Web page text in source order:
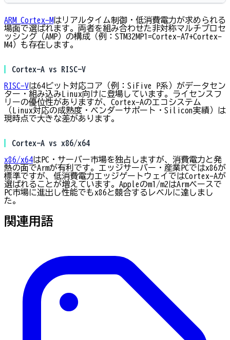
ARM Cortex-Mはリアルタイム制御・低消費電力が求められる
場面で選ばれます。両者を組み合わせた非対称マルチプロセ
ッシング（AMP）の構成（例：STM32MP1=Cortex-A7+Cortex-
M4）も存在します。
Cortex-A vs RISC-V
RISC-Vは64ビット対応コア（例：SiFive P系）がデータセン
ター・組み込みLinux向けに登場しています。ライセンスフ
リーの優位性がありますが、Cortex-Aのエコシステム
（Linux対応の成熟度・ベンダーサポート・Silicon実績）は
現時点で大きな差があります。
Cortex-A vs x86/x64
x86/x64はPC・サーバー市場を独占しますが、消費電力と発
熱の面でArmが有利です。エッジサーバー・産業PCではx86が
標準ですが、低消費電力エッジゲートウェイではCortex-Aが
選ばれることが増えています。Appleのm1/m2はArmベースで
PC市場に進出し性能でもx86と競合するレベルに達しまし
た。
関連用語